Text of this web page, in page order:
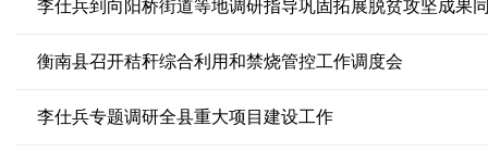
李仕兵到向阳桥街道等地调研指导巩固拓展脱贫攻坚成果
衡南县召开秸秆综合利用和禁烧管控工作调度会
李仕兵专题调研全县重大项目建设工作